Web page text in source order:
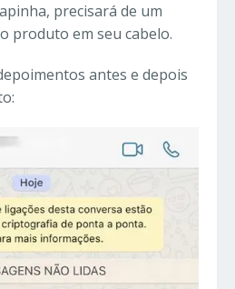
precisará de um
produto em seu cabelo.
antes e depois